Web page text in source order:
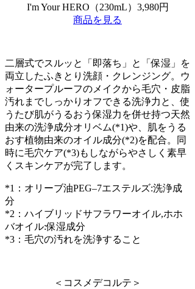
I'm Your HERO（230mL）3,980円
商品を見る
二層式でスルッと「即落ち」と「保湿」を
両立したふきとり洗顔・クレンジング。ウ
ォータープルーフのメイクから毛穴・皮脂
汚れまでしっかりオフできる洗浄力と、使
うたび肌がうるおう保湿力を併せ持つ天然
由来の洗浄成分オリベム(*1)や、肌をうる
おす植物由来のオイル成分(*2)を配合。同
時に毛穴ケア(*3)もしながらやさしく素早
くスキンケアが完了します。
*1：オリーブ油PEG–7エステルズ:洗浄成
分
*2：ハイブリッドサフラワーオイル,ホホ
バオイル:保湿成分
*3：毛穴の汚れを洗浄すること
＜コスメデコルテ＞